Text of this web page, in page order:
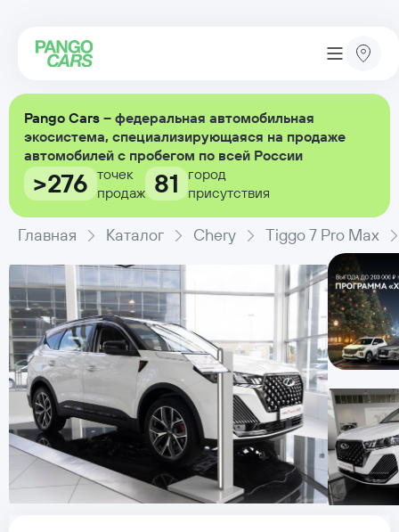
Pango Cars – федеральная автомобильная
экосистема, специализирующаяся на продаже
автомобилей с пробегом по всей России
>276 точек
продаж 81
город
присутствия
Главная Каталог Chery Tiggo 7 Pro Max